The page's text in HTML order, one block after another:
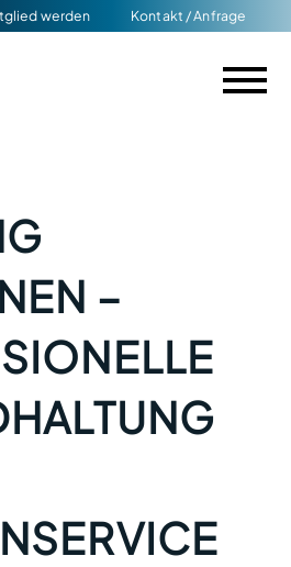
werden Kontakt / Anfrage
–